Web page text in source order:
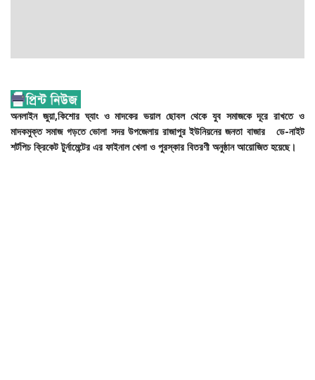
অনলাইন জুয়া,কিশোরঘ্যাং ওমাদকেরভয়ালছোবল থেকে যুব সমাজকেদূরেরাখতেও
মাদকমুক্তসমাজ গড়তেভোলা সদরউপজেলায় রাজাপুরইউনিয়নেরজনতা বাজারডে-নাইট
শর্টপিচক্রিকেটটুর্নামেন্টের এর ফাইনালখেলাও পুরস্কার বিতরণী অনুষ্ঠানআয়োজিতহয়েছে।